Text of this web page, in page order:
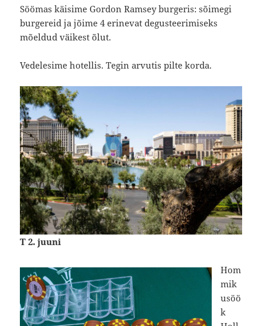
Söömas käisime Gordon Ramsey burgeris: sõimegi
burgereid ja jõime 4 erinevat degusteerimiseks
mõeldud väikest õlut.
Vedelesime hotellis. Tegin arvutis pilte korda.
T 2. juuni
Hom
mik
usöö
k